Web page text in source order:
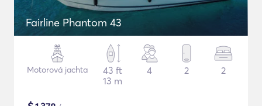
Fairline Phantom 43
Motorová jachta
43 ft
13 m
4 2 2